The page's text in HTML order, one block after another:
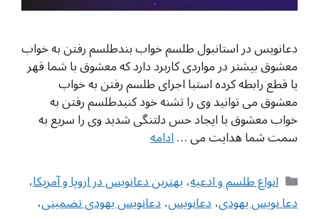
دعانویس در استانبول طلسم خواب بندطلسم رفتن به خواب
معشوق بیشتر در مواردی کاربرد دارد که معشوق با شما قهر
یا قطع رابطه کرده استبا اجرای طلسم رفتن به خواب
معشوق می توانید وی را تشنه خود کنیدطلسم رفتن به
خواب معشوق با ایجاد حس دلتنگی شدید وی را سریع به
سمت شما هدایت می …ادامه
دسته‌ها
انواع طلسم و ادعیه،بهترین دعانویس در اروپا و آمریکا،
دعا نویس یهودی،دعانویس،دعانویس یهودی تضمینی،